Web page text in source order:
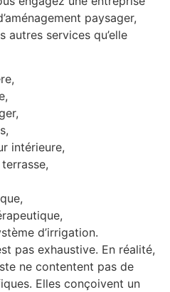
paysager,
services qu’elle
intérieure,
d’irrigation.
pas exhaustive. En réalité,
ne contentent pas de
Elles conçoivent un